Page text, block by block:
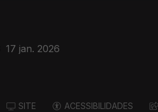
17 jan. 2026
SITE ACESSIBILIDADES